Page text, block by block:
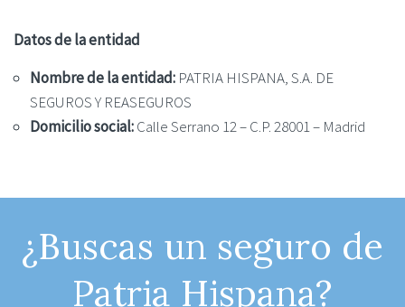
Datos de la entidad
Nombre de la entidad: PATRIA HISPANA, S.A. DE
SEGUROS Y REASEGUROS
Domicilio social:Calle Serrano 12 – C.P. 28001 – Madrid
¿Buscas un seguro de
Patria Hispana?